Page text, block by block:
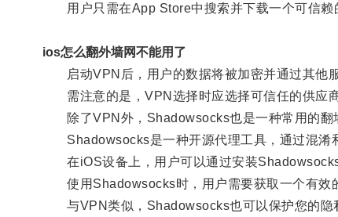
用户只需在App Store中搜索并下载一个可信赖
ios怎么翻外墙网不能用了
启动VPN后，用户的数据将被加密并通过其他服
需注意的是，VPN选择时应选择可信任的供应商
除了VPN外，Shadowsocks也是一种常用的翻
Shadowsocks是一种开源代理工具，通过混淆
在iOS设备上，用户可以通过安装Shadowsocks
使用Shadowsocks时，用户需要获取一个有效
与VPN类似，Shadowsocks也可以保护您的隐